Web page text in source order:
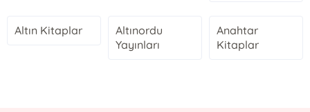
Altın Kitaplar
Altınordu
Yayınları
Anahtar
Kitaplar